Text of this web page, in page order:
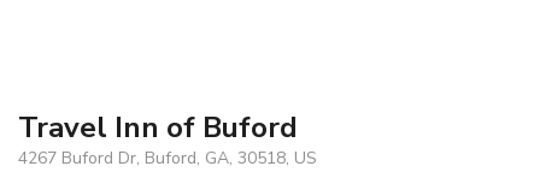
Travel Inn of Buford
4267 Buford Dr, Buford, GA, 30518, US